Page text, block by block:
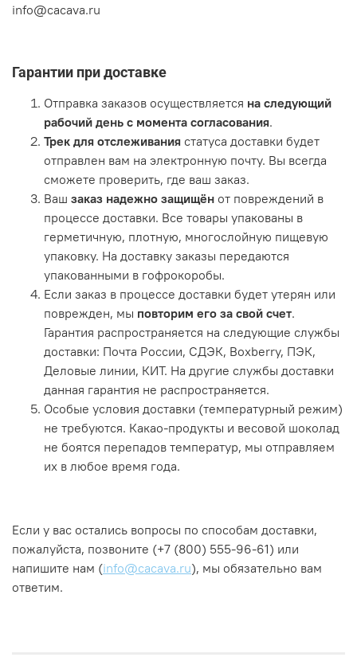
info@cacava.ru
Гарантии при доставке
Отправка заказов осуществляется на следующий
рабочий день с момента согласования.
Трек для отслеживания статуса доставки будет
отправлен вам на электронную почту. Вы всегда
сможете проверить, где ваш заказ.
Ваш заказ надежно защищён от повреждений в
процессе доставки. Все товары упакованы в
герметичную, плотную, многослойную пищевую
упаковку. На доставку заказы передаются
упакованными в гофрокоробы.
Если заказ в процессе доставки будет утерян или
поврежден, мы повторим его за свой счет.
Гарантия распространяется на следующие службы
доставки: Почта России, СДЭК, Boxberry, ПЭК,
Деловые линии, КИТ. На другие службы доставки
данная гарантия не распространяется.
Особые условия доставки (температурный режим)
не требуются. Какао-продукты и весовой шоколад
не боятся перепадов температур, мы отправляем
их в любое время года.
Если у вас остались вопросы по способам доставки,
пожалуйста, позвоните (+7 (800) 555-96-61) или
напишите нам (info@cacava.ru), мы обязательно вам
ответим.